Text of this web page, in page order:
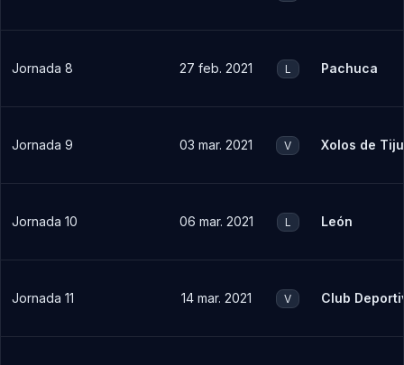
Jornada 8 27 feb. 2021 L Pachuca
Jornada 9 03 mar. 2021 V Xolos de
Jornada 10 06 mar. 2021 L León
Jornada 11 14 mar. 2021 V Club